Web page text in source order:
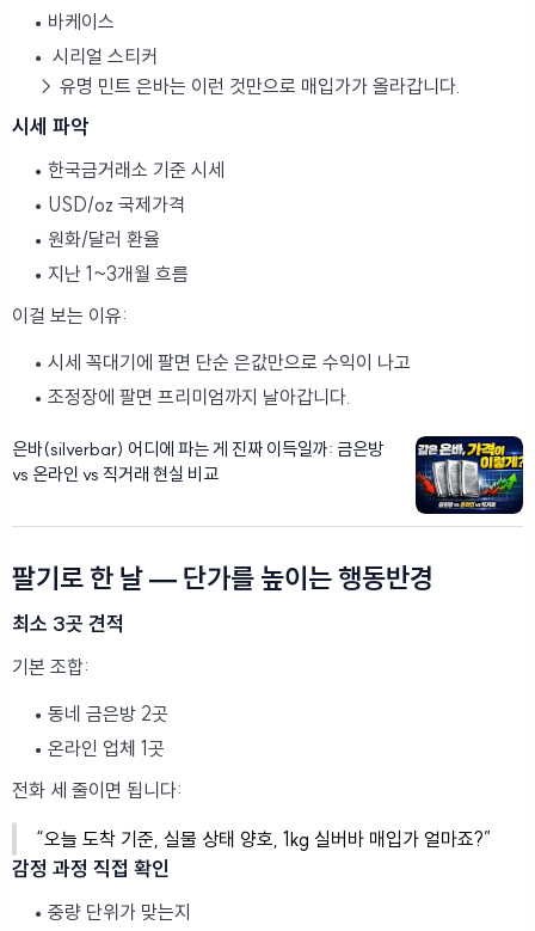
바케이스
시리얼 스티커
→ 유명 민트 은바는 이런 것만으로 매입가가 올라갑니다.
시세 파악
한국금거래소 기준 시세
USD/oz 국제가격
원화/달러 환율
지난 1~3개월 흐름
이걸 보는 이유:
시세 꼭대기에 팔면 단순 은값만으로 수익이 나고
조정장에 팔면 프리미엄까지 날아갑니다.
은바(silverbar) 어디에 파는 게 진짜 이득일까: 금은방
vs 온라인 vs 직거래 현실 비교
팔기로 한 날 — 단가를 높이는 행동반경
최소 3곳 견적
기본 조합:
동네 금은방 2곳
온라인 업체 1곳
전화 세 줄이면 됩니다:
“오늘 도착 기준, 실물 상태 양호, 1kg 실버바 매입가 얼마죠?”
감정 과정 직접 확인
중량 단위가 맞는지